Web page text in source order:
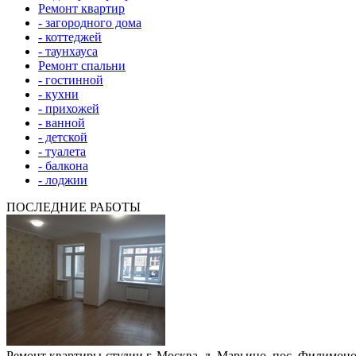
Ремонт квартир
- загородного дома
- коттеджей
- таунхауса
Ремонт спальни
- гостинной
- кухни
- прихожей
- ванной
- детской
- туалета
- балкона
- лоджии
ПОСЛЕДНИЕ РАБОТЫ